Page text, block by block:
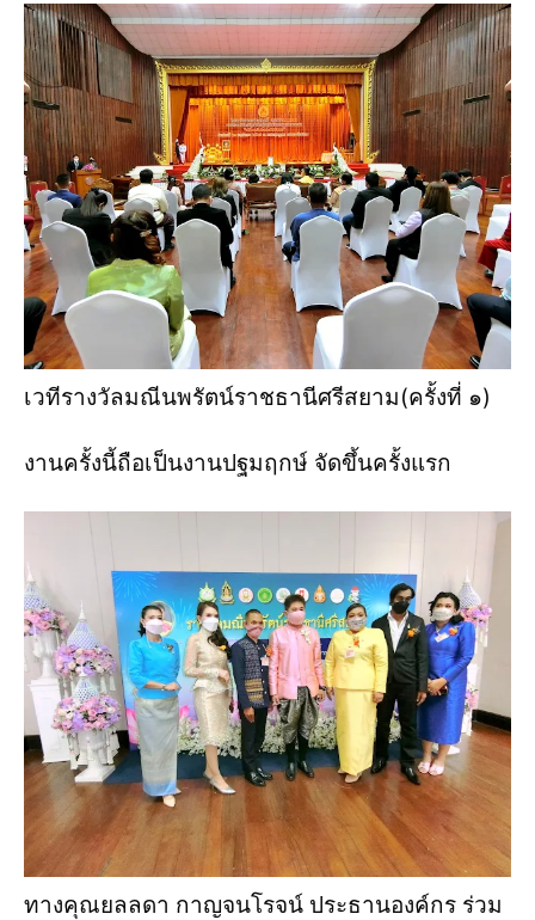
เวทีรางวัลมณีนพรัตน์ราชธานีศรีสยาม(ครั้งที่ ๑)
งานครั้งนี้ถือเป็นงานปฐมฤกษ์ จัดขึ้นครั้งแรก
ทางคุณยลลดา กาญจนโรจน์ ประธานองค์กร ร่วม